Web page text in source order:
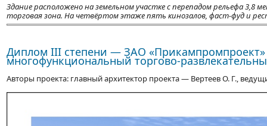
Здание расположено на земельном участке с перепадом рельефа
торговая зона. На четвёртом этаже пять кинозалов, фаст-фуд и
Диплом ІІІ степени — ЗАО
многофункциональный торгово-
Авторы проекта: главный архитектор проекта — Вертеев О. Г.,